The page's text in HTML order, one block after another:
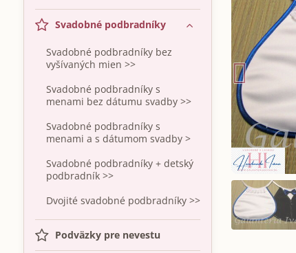
Svadobné podbradníky
Svadobné podbradníky bez
vyšívaných mien >>
Svadobné podbradníky s
menami bez dátumu svadby >>
Svadobné podbradníky s
menami a s dátumom svadby >
Svadobné podbradníky + detský
podbradník >>
Dvojité svadobné podbradníky >>
Podväzky pre nevestu